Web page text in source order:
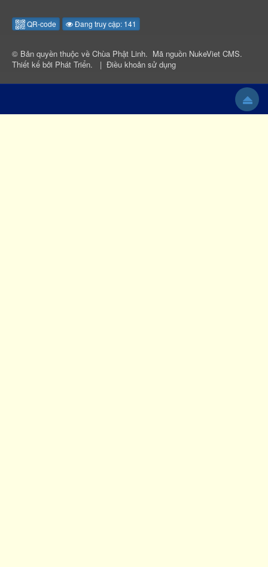
QR-code Đang truy cập: 141
© Bản quyền thuộc về Chùa Phật Linh. Mã nguồn NukeViet CMS.
Thiết kế bởi Phát Triển. | Điều khoản sử dụng